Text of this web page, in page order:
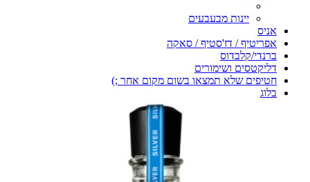
יינות מבעבעים
אניס
אפריטיף / דז'סטיף / סאקה
ברנדי/קלבדוס
דליקטסים ושימורים
חטיפים שלא תמצאו בשום מקום אחר ;)
בלוג